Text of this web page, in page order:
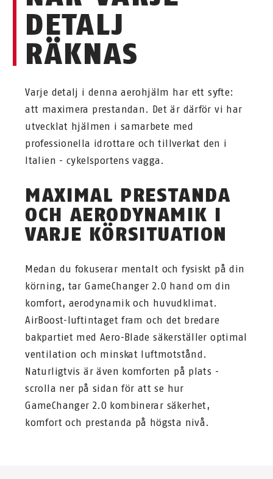
DETALJ
RÄKNAS
Varje detalj i denna aerohjälm har ett syfte:
att maximera prestandan. Det är därför vi har
utvecklat hjälmen i samarbete med
professionella idrottare och tillverkat den i
Italien - cykelsportens vagga.
MAXIMAL PRESTANDA
OCH AERODYNAMIK I
VARJE KÖRSITUATION
Medan du fokuserar mentalt och fysiskt på din
körning, tar GameChanger 2.0 hand om din
komfort, aerodynamik och huvudklimat.
AirBoost-luftintaget fram och det bredare
bakpartiet med Aero-Blade säkerställer optimal
ventilation och minskat luftmotstånd.
Naturligtvis är även komforten på plats -
scrolla ner på sidan för att se hur
GameChanger 2.0 kombinerar säkerhet,
komfort och prestanda på högsta nivå.